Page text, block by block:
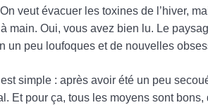
veut évacuer les toxines de l’hiver,
main. Oui, vous avez bien lu. Le
peu loufoques et de nouvelles
simple : après avoir été un peu
Et pour ça, tous les moyens sont